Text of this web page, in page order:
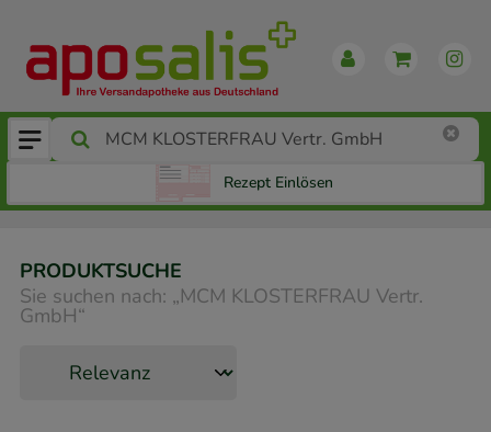
Rezept Einlösen
PRODUKTSUCHE
Sie suchen nach: „MCM KLOSTERFRAU Vertr.
GmbH“